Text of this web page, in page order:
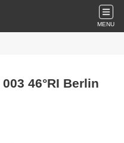
MENU
46°RI Berlin